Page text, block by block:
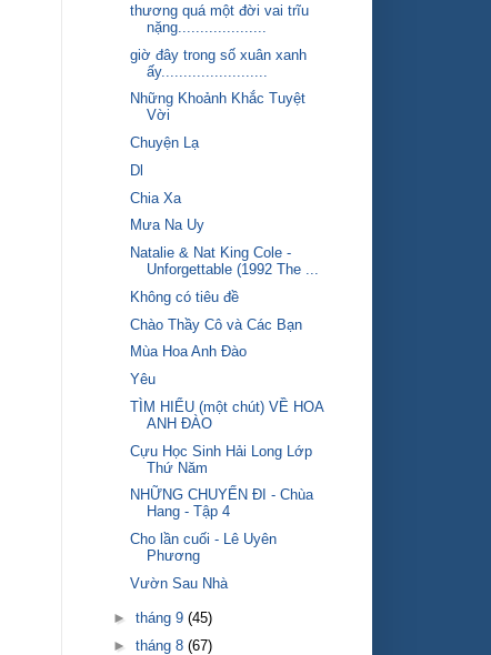
thương quá một đời vai trĩu
nặng....................
giờ đây trong số xuân xanh
ấy........................
Những Khoảnh Khắc Tuyệt
Vời
Chuyện Lạ
Dl
Chia Xa
Mưa Na Uy
Natalie & Nat King Cole -
Unforgettable (1992 The ...
Không có tiêu đề
Chào Thầy Cô và Các Bạn
Mùa Hoa Anh Đào
Yêu
TÌM HIỂU (một chút) VỀ HOA
ANH ĐÀO
Cựu Học Sinh Hải Long Lớp
Thứ Năm
NHỮNG CHUYẾN ĐI - Chùa
Hang - Tập 4
Cho lần cuối - Lê Uyên
Phương
Vườn Sau Nhà
► tháng 9 (45)
► tháng 8 (67)